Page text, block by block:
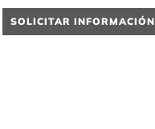
SOLICITAR INFORMACIÓN